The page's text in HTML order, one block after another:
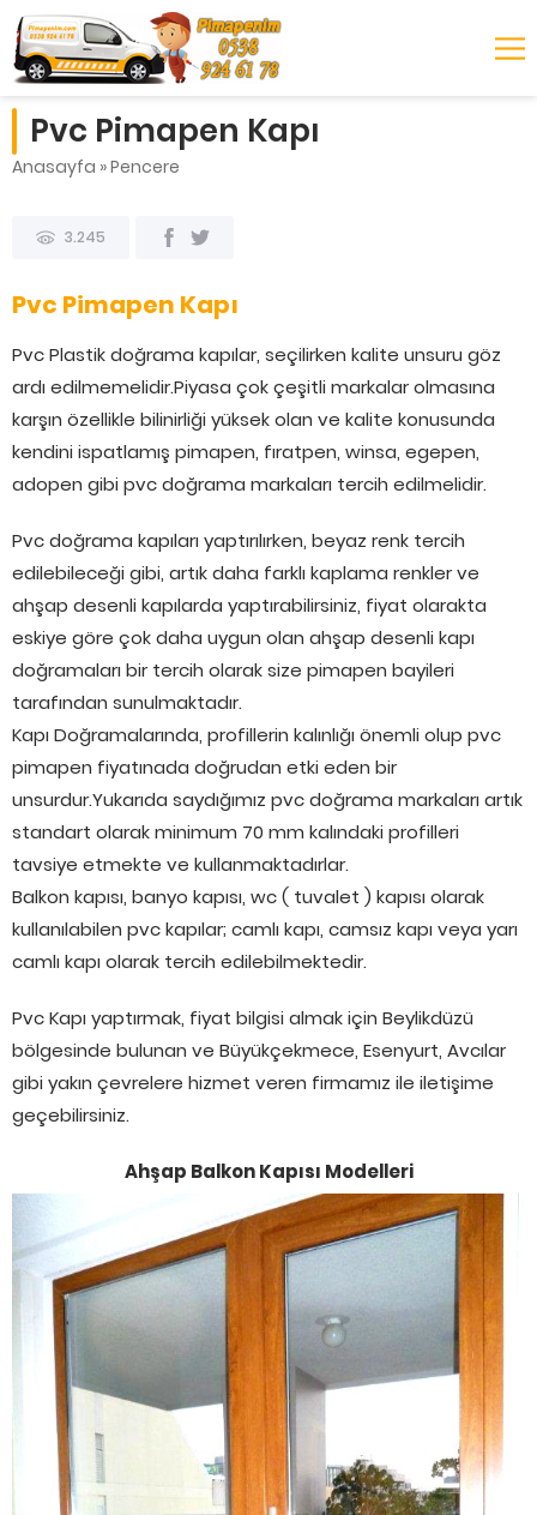
Pvc Pimapen Kapı
Anasayfa »Pencere
3.245
Pvc Pimapen Kapı
Pvc Plastik doğrama kapılar, seçilirken kalite unsuru göz
ardı edilmemelidir.Piyasa çok çeşitli markalar olmasına
karşın özellikle bilinirliği yüksek olan ve kalite konusunda
kendini ispatlamış pimapen, fıratpen, winsa, egepen,
adopen gibi pvc doğrama markaları tercih edilmelidir.
Pvc doğrama kapıları yaptırılırken, beyaz renk tercih
edilebileceği gibi, artık daha farklı kaplama renkler ve
ahşap desenli kapılarda yaptırabilirsiniz, fiyat olarakta
eskiye göre çok daha uygun olan ahşap desenli kapı
doğramaları bir tercih olarak size pimapen bayileri
tarafından sunulmaktadır.
Kapı Doğramalarında, profillerin kalınlığı önemli olup pvc
pimapen fiyatınada doğrudan etki eden bir
unsurdur.Yukarıda saydığımız pvc doğrama markaları artık
standart olarak minimum 70 mm kalındaki profilleri
tavsiye etmekte ve kullanmaktadırlar.
Balkon kapısı, banyo kapısı, wc ( tuvalet ) kapısı olarak
kullanılabilen pvc kapılar; camlı kapı, camsız kapı veya yarı
camlı kapı olarak tercih edilebilmektedir.
Pvc Kapı yaptırmak, fiyat bilgisi almak için Beylikdüzü
bölgesinde bulunan ve Büyükçekmece, Esenyurt, Avcılar
gibi yakın çevrelere hizmet veren firmamız ile iletişime
geçebilirsiniz.
Ahşap Balkon Kapısı Modelleri